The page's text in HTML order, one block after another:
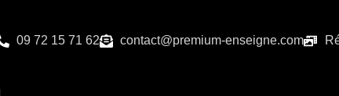
09 72 15 71 62 contact@premium-enseigne.com